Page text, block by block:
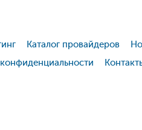
Каталог провайдеров